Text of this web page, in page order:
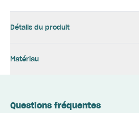
Détails du produit
Matériau
Questions fréquentes